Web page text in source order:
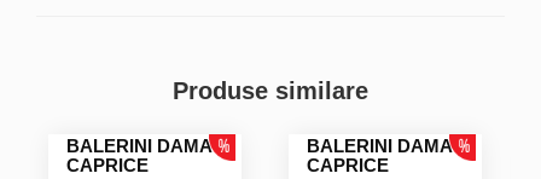
Produse similare
BALERINI DAMA
CAPRICE
BALERINI DAMA
CAPRICE